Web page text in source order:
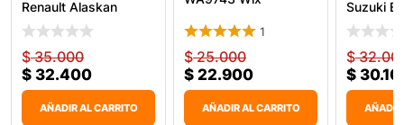
Renault Alaskan
WA9875
$35.000
$ 32.400
AÑADIR AL CARRITO
1
$25.000
$ 22.900
AÑADIR AL CARRITO
Suzuki
$
$
AÑADIR